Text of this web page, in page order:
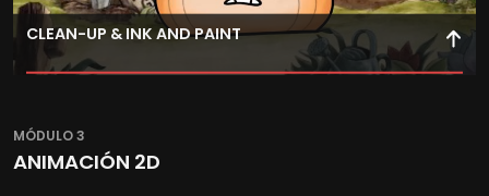
CLEAN-UP & INK AND PAINT
trazo, manteniendo matices antes del coloreado digital.
MÓDULO 3
ANIMACIÓN 2D